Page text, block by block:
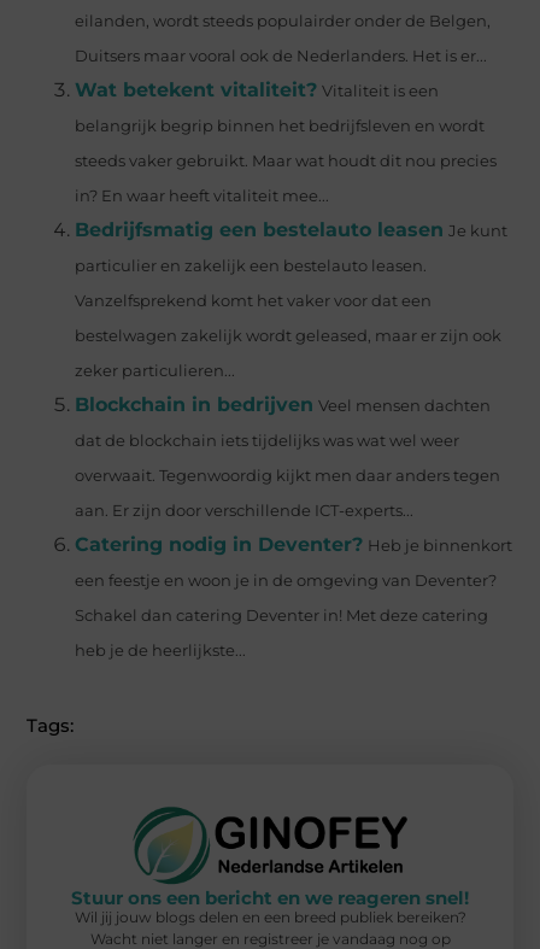
eilanden, wordt steeds populairder onder de Belgen,
Duitsers maar vooral ook de Nederlanders. Het is er...
Wat betekent vitaliteit? Vitaliteit is een
belangrijk begrip binnen het bedrijfsleven en wordt
steeds vaker gebruikt. Maar wat houdt dit nou precies
in? En waar heeft vitaliteit mee...
Bedrijfsmatig een bestelauto leasen Je kunt
particulier en zakelijk een bestelauto leasen.
Vanzelfsprekend komt het vaker voor dat een
bestelwagen zakelijk wordt geleased, maar er zijn ook
zeker particulieren...
Blockchain in bedrijven Veel mensen dachten
dat de blockchain iets tijdelijks was wat wel weer
overwaait. Tegenwoordig kijkt men daar anders tegen
aan. Er zijn door verschillende ICT-experts...
Catering nodig in Deventer? Heb je binnenkort
een feestje en woon je in de omgeving van Deventer?
Schakel dan catering Deventer in! Met deze catering
heb je de heerlijkste...
Tags:
Stuur ons een bericht en we reageren snel!
Wil jij jouw blogs delen en een breed publiek bereiken?
Wacht niet langer en registreer je vandaag nog op